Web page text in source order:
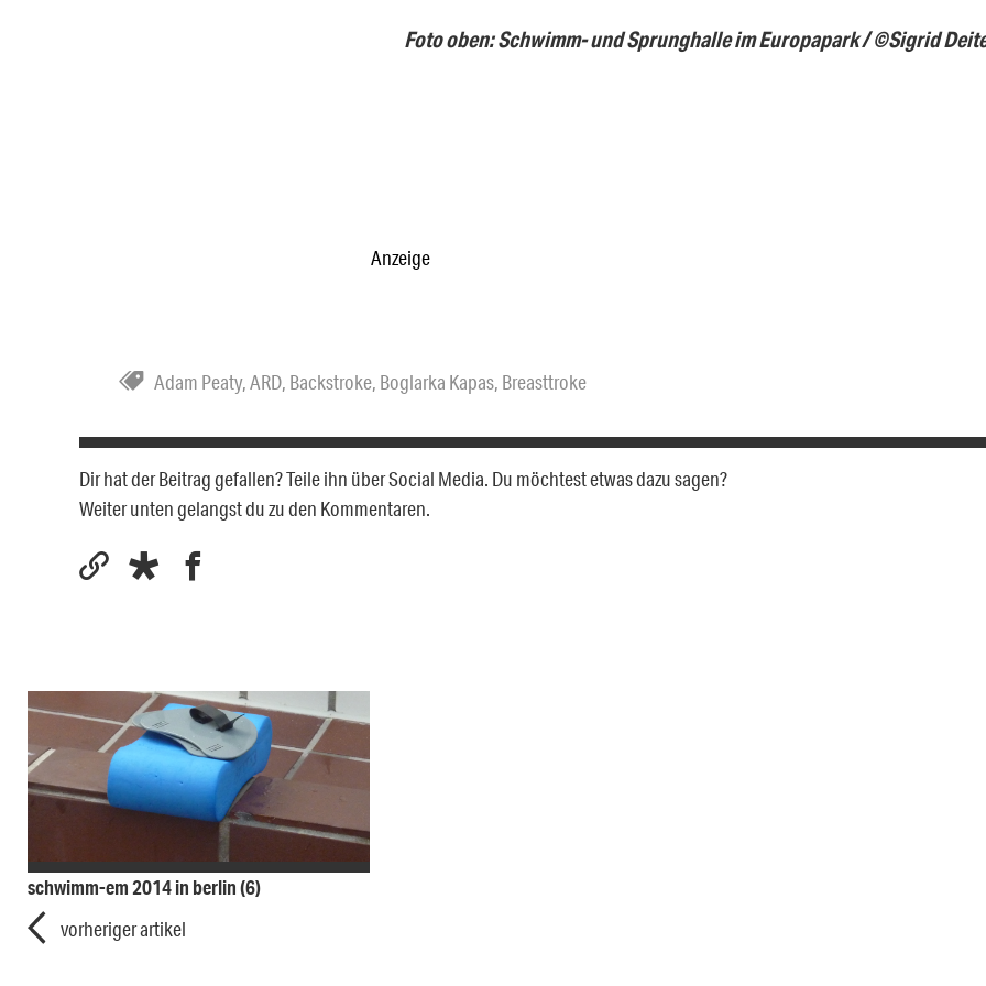
Foto oben: Schwimm- und Sprunghalle im Europapark / ©Sigrid
Anzeige
Adam Peaty,ARD, Backstroke, Boglarka Kapas, Breasttroke
Dir hat der Beitrag gefallen? Teile ihn über Social Media. Du möchtest etwas dazu sagen?
Weiter unten gelangst du zu den Kommentaren.
schwimm-em 2014 in berlin (6)
vorheriger artikel